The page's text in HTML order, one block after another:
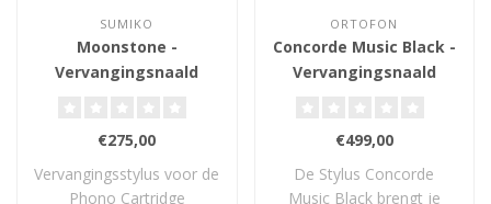
SUMIKO
Moonstone -
Vervangingsnaald
€275,00
Vervangingsstylus voor de
Phono Cartridge
ORTOFON
Concorde Music Black -
Vervangingsnaald
€499,00
De Stylus Concorde
Music Black brengt je